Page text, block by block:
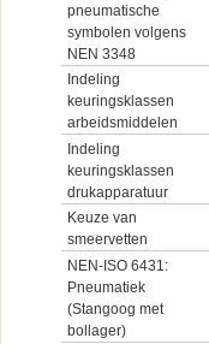
pneumatische
symbolen volgens
NEN 3348
Indeling
keuringsklassen
arbeidsmiddelen
Indeling
keuringsklassen
drukapparatuur
Keuze van
smeervetten
NEN-ISO 6431:
Pneumatiek
(Stangoog met
bollager)